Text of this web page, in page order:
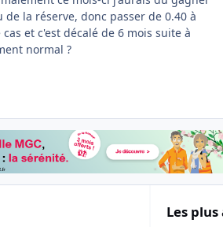
la réserve, donc passer de 0.40 à
et c'est décalé de 6 mois suite à
normal ?
Les